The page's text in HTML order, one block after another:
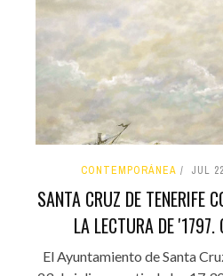
CONTEMPORÁNEA JUL
SANTA CRUZ DE TENERIFE
LA LECTURA DE '1797.
El Ayuntamiento de Santa